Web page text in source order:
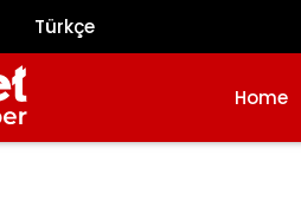
Türkçe
Home